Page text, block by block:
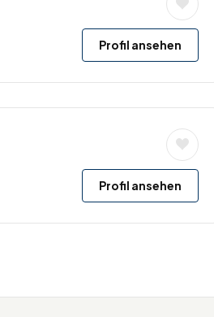
Profil ansehen
Profil ansehen